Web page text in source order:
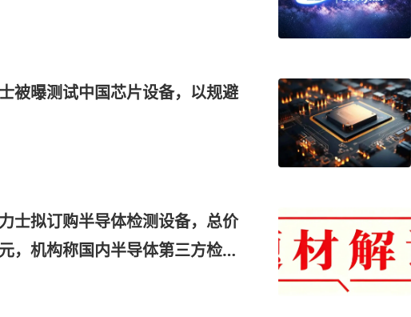
被曝测试中国芯片设备，以规避
士拟订购半导体检测设备，总价
，机构称国内半导体第三方检测